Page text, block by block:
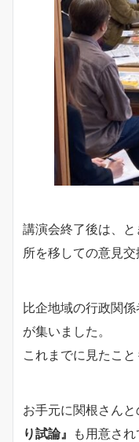
講演会終了後は、
所を移しての意見交
比企地域の行政関
が集いました。
これまでに見たこと
お手元に関根さん
り試論』 も用意さ